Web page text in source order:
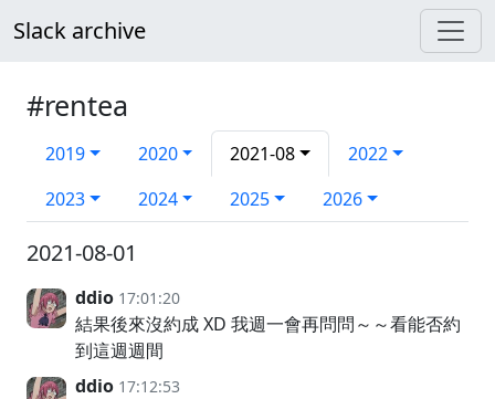
Slack archive
#rentea
2019 2020 2021-08
2022
2023
2024 2025 2026
2021-08-01
ddio 17:01:20
結果後來沒約成 XD 我週一會再問問～～看能否約
到這週週間
ddio 17:12:53